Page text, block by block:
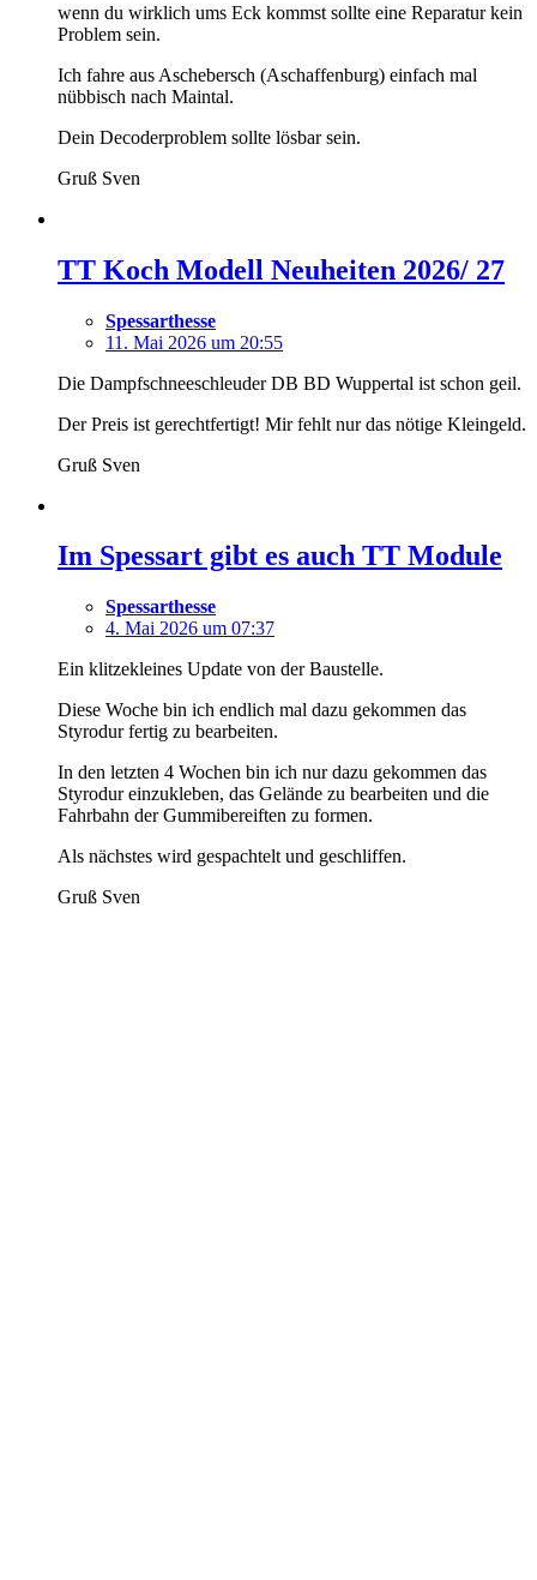
wenn du wirklich ums Eck kommst sollte eine Reparatur kein
Problem sein.
Ich fahre aus Aschebersch (Aschaffenburg) einfach mal
nübbisch nach Maintal.
Dein Decoderproblem sollte lösbar sein.
Gruß Sven
TT Koch Modell Neuheiten 2026/ 27
Spessarthesse
11. Mai 2026 um 20:55
Die Dampfschneeschleuder DB BD Wuppertal ist schon geil.
Der Preis ist gerechtfertigt! Mir fehlt nur das nötige Kleingeld.
Gruß Sven
Im Spessart gibt es auch TT Module
Spessarthesse
4. Mai 2026 um 07:37
Ein klitzekleines Update von der Baustelle.
Diese Woche bin ich endlich mal dazu gekommen das
Styrodur fertig zu bearbeiten.
In den letzten 4 Wochen bin ich nur dazu gekommen das
Styrodur einzukleben, das Gelände zu bearbeiten und die
Fahrbahn der Gummibereiften zu formen.
Als nächstes wird gespachtelt und geschliffen.
Gruß Sven